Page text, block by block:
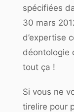
spécifiées
30 mars
d’expertise
déontologie
tout ça !
Si vous ne
tirelire pour